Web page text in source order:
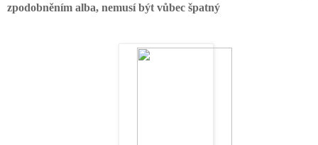
zpodobněním alba, nemusí být vůbec špatný